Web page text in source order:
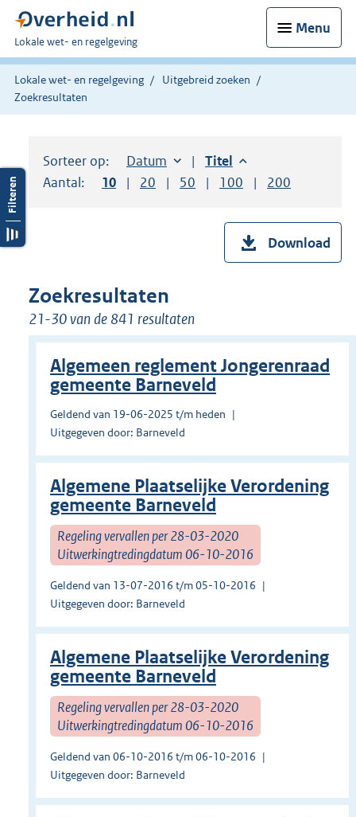
Menu
U
bent
hier:
Lokale wet- en regelgeving
Lokale wet- en regelgeving
Uitgebreid zoeken
Zoekresultaten
Sorteer op: Sorteer op:
Datum aflopendSorteer op:
Titel aflopend
Aantal:
Toon
10 resultaten per pagina
Toon
20 resultaten per pagina
Toon
50 resultaten per pagina
Toon
100 resultaten per
Toon
200
Download
Zoekresultaten
21-30 van de 841 resultaten
Algemeen reglement Jongerenraad
gemeente Barneveld
Geldend van 19-06-2025 t/m heden
Uitgegeven door: Barneveld
Algemene Plaatselijke Verordening
gemeente Barneveld
Regeling vervallen per 28-03-2020
Uitwerkingtredingdatum 06-10-2016
Geldend van 13-07-2016 t/m 05-10-2016
Uitgegeven door: Barneveld
Algemene Plaatselijke Verordening
gemeente Barneveld
Regeling vervallen per 28-03-2020
Uitwerkingtredingdatum 06-10-2016
Geldend van 06-10-2016 t/m 06-10-2016
Uitgegeven door: Barneveld